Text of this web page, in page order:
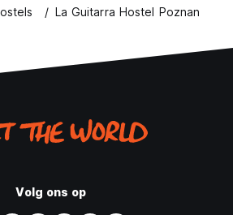
La Guitarra Hostel Poznan
Volg ons op